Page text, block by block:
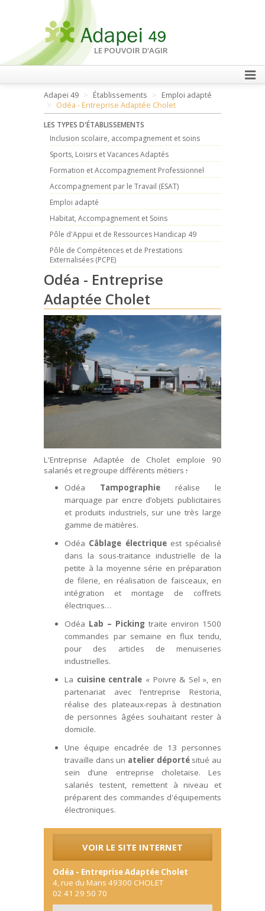
LE POUVOIR D'AGIR
FAIRE UN DON
Adapei 49 Établissements
Emploi adapté
Odéa - Entreprise Adaptée Cholet
LES TYPES D'ÉTABLISSEMENTS
Inclusion scolaire, accompagnement et soins
Sports, Loisirs et Vacances Adaptés
Formation et Accompagnement Professionnel
Accompagnement par le Travail (ESAT)
Emploi adapté
Habitat, Accompagnement et Soins
Pôle d'Appui et de Ressources Handicap 49
Pôle de Compétences et de Prestations
Externalisées (PCPE)
Odéa - Entreprise
Adaptée Cholet
L'Entreprise Adaptée de Cholet emploie 90
salariés et regroupe différents métiers :
Odéa Tampographie réalise le
marquage par encre d’objets publicitaires
et produits industriels, sur une très large
gamme de matières.
Odéa Câblage électriqueest spécialisé
dans la sous-traitance industrielle de la
petite à la moyenne série en préparation
de filerie, en réalisation de faisceaux, en
intégration et montage de coffrets
électriques…
Odéa Lab – Picking traite environ 1500
commandes par semaine en flux tendu,
pour des articles de menuiseries
industrielles.
La cuisine centrale « Poivre & Sel », en
partenariat avec l’entreprise Restoria,
réalise des plateaux-repas à destination
de personnes âgées souhaitant rester à
domicile.
Une équipe encadrée de 13 personnes
travaille dans un atelier déportésitué au
sein d’une entreprise choletaise. Les
salariés testent, remettent à niveau et
préparent des commandes d'équipements
électroniques.
VOIR LE SITE INTERNET
Odéa - Entreprise Adaptée Cholet
4, rue du Mans 49300 CHOLET
02 41 29 50 70